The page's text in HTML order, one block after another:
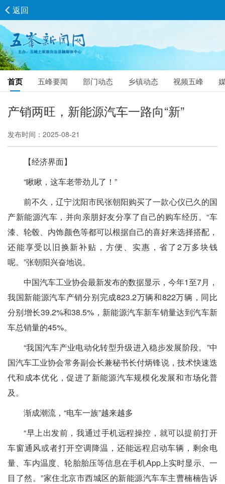
首页 五峰要闻 部门动态 乡镇动态 视频五峰
返回
产销两旺，新能源汽车一路向“新”
发布时间：2025-08-21
【经济界面】
“瞅瞅，这车老带劲儿了！”
前不久，辽宁沈阳市民张朝阳购买了一款心仪已久的国
产新能源汽车，并向亲朋好友分享了自己的购车经历。“车
漆、轮毂、内饰颜色等都可以根据自己的喜好来选择搭配，
还能享受以旧换新补贴，方便、实惠，省了2万多块钱
呢。”张朝阳兴奋地说。
中国汽车工业协会最新发布的数据显示，今年1至7月，
我国新能源汽车产销分别完成823.2万辆和822万辆，同比
分别增长39.2%和38.5%，新能源汽车新车销量达到汽车新
车总销量的45%。
“我国汽车产业电动化转型升级进入稳步发展阶段。”中
国汽车工业协会常务副会长兼秘书长付炳锋说，技术快速迭
代和成本优化，促进了新能源汽车规模化发展和市场化普
及。
渐成潮流，“电车一族”越来越多
“早上出发前，我通过手机远程操控，就可以提前打开
车窗通风或者打开空调降温，还能远程启动车辆，剩余电
量、车内温度、轮胎胎压等信息在手机App上实时显示、一
目了然。”家住北京市西城区的新能源汽车车主曹楠楠告诉